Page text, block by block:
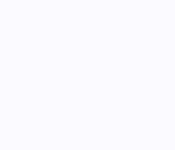
"; cin >> repete;